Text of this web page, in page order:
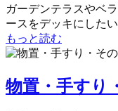
ガーデンテラスやベ
ースをデッキにした
もっと読む
物置・手すり